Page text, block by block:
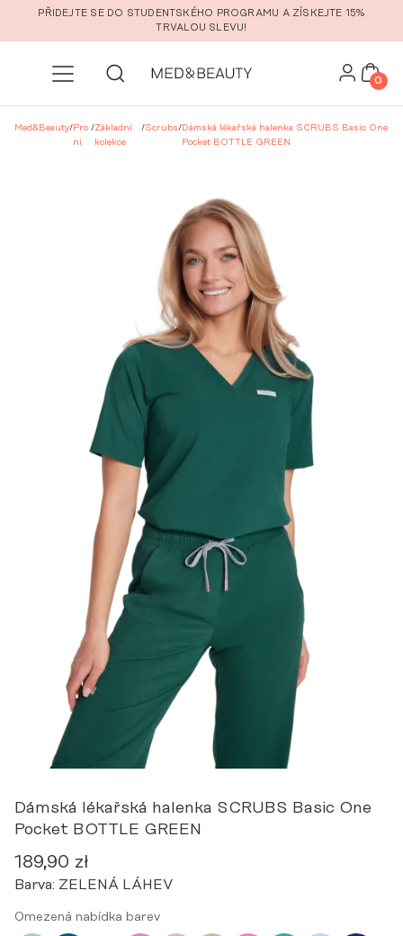
Přeskočit na hlavní obsah
PŘIDEJTE SE DO STUDENTSKÉHO PROGRAMU A ZÍSKEJTE 15%
TRVALOU SLEVU!
0
Med&Beauty/Pro
ni
/Základní
kolekce
/Scrubs/Dámská lékařská halenka SCRUBS Basic One
Pocket BOTTLE GREEN
Dámská lékařská halenka SCRUBS Basic One
Pocket BOTTLE GREEN
189,90 zł
Barva: ZELENÁ LÁHEV
Omezená nabídka barev